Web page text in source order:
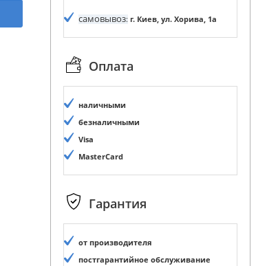
самовывоз: г. Киев, ул. Хорива, 1а
Оплата
наличными
безналичными
Visa
MasterCard
Гарантия
от производителя
постгарантийное обслуживание